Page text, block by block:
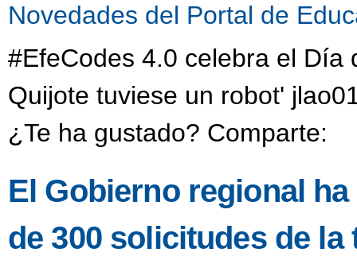
Novedades del Portal de
#EfeCodes 4.0 celebra el Día
Quijote tuviese un robot'
¿Te ha gustado? Comparte:
El Gobierno regional
de 300 solicitudes de